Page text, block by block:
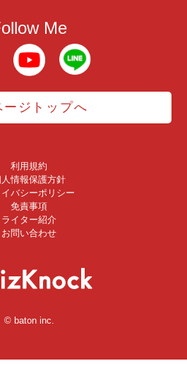
Me
ージトップへ
利用規約
情報保護方針
バシーポリシー
免責事項
ライター紹介
お問い合わせ
© baton inc.